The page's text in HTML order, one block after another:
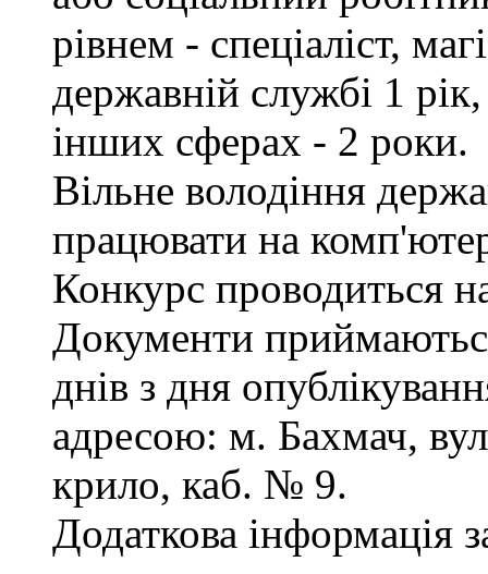
рівнем - спеціаліст,
державній службі 1
інших сферах - 2 роки.
Вільне володіння
працювати на
Конкурс проводиться
Документи
днів з дня
адресою: м. Бахмач,
крило, каб. № 9.
Додаткова інформація